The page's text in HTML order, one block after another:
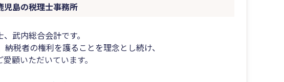
児島の税理士事務所
武内総合会計です。
税者の権利を護ることを理念とし続け、
顧いただいています。